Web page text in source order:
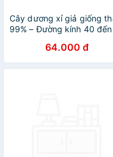
Cây dương xỉ giả giống
99% – Đường kính 40 đến
hoa lụa decor trang trí rẻ,
bền, đẹp.
64.000 đ